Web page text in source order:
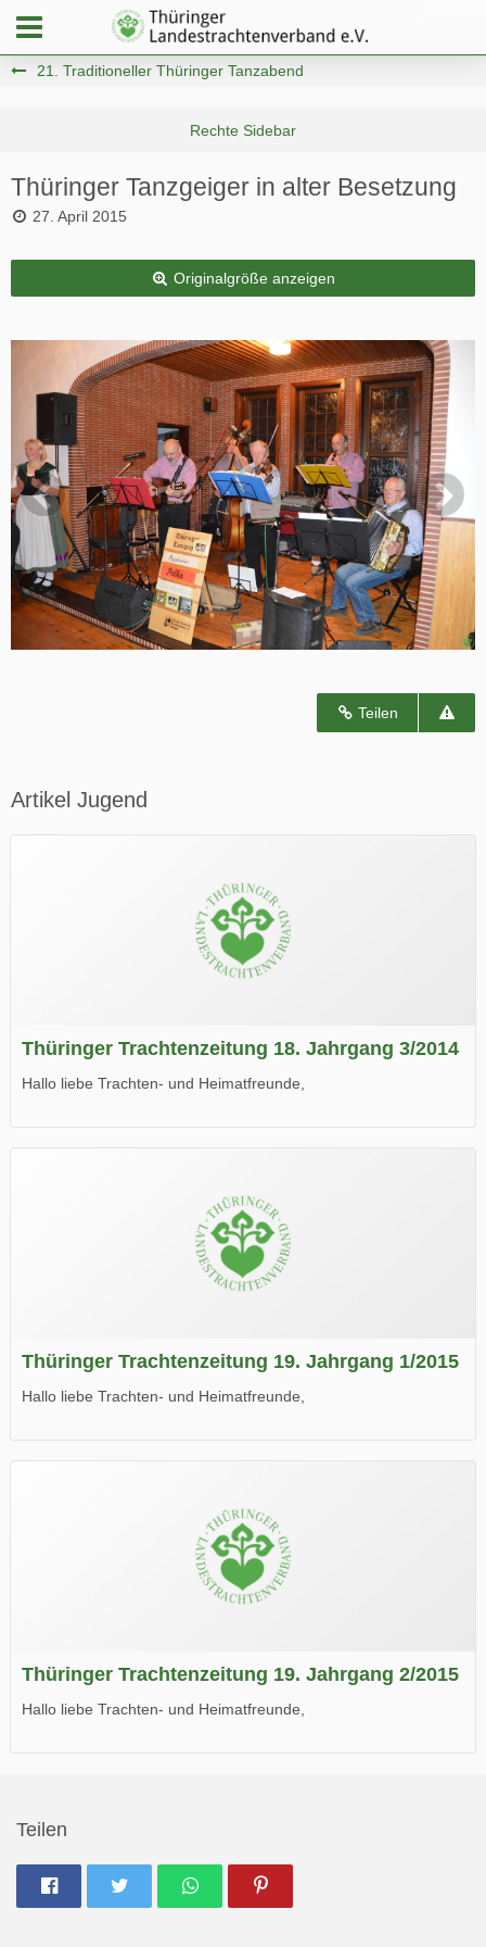
21. Traditioneller Thüringer Tanzabend
Thüringer Tanzgeiger in alter Besetzung
27. April 2015
Originalgröße anzeigen
Teilen
Artikel Jugend
Thüringer Trachtenzeitung 18. Jahrgang 3/2014
Hallo liebe Trachten- und Heimatfreunde,
Wir wünschen Euch viel Spaß beim Lesen.
Thüringer Trachtenzeitung 19. Jahrgang 1/2015
Hallo liebe Trachten- und Heimatfreunde,
Wir wünschen Euch viel Spaß beim Lesen.
Thüringer Trachtenzeitung 19. Jahrgang 2/2015
Hallo liebe Trachten- und Heimatfreunde,
Teilen